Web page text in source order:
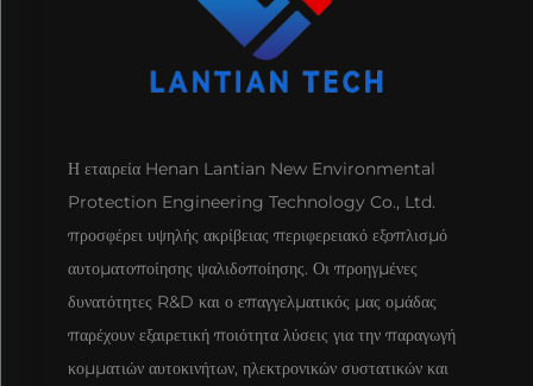
Η εταιρεία Henan Lantian New Environmental
Protection Engineering Technology Co., Ltd.
προσφέρει υψηλής ακρίβειας περιφερειακό εξοπλισμό
αυτοματοποίησης ψαλιδοποίησης. Οι προηγμένες
δυνατότητες R&D και ο επαγγελματικός μας ομάδας
παρέχουν εξαιρετική ποιότητα λύσεις για την παραγωγή
κομματιών αυτοκινήτων, ηλεκτρονικών συστατικών και